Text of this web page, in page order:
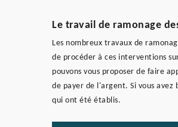
Le travail de ramonage
Les nombreux travaux de
de procéder à ces interventions
pouvons vous proposer de faire
de payer de l'argent. Si vous
qui ont été établis.